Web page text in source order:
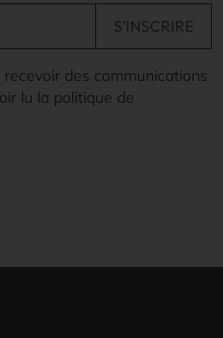
des communications
lu la politique de